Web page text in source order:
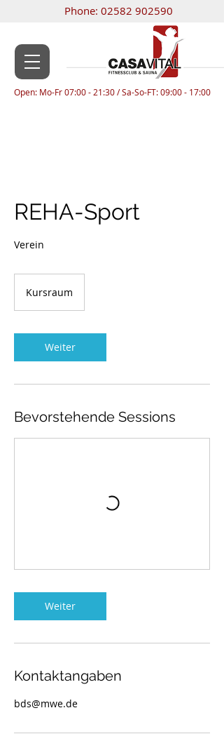
Phone: 02582 902590
Open: Mo-Fr 07:00 - 21:30 / Sa-So-FT: 09:00 - 17:00
REHA-Sport
Verein
Kursraum
Weiter
Bevorstehende Sessions
Weiter
Kontaktangaben
bds@mwe.de